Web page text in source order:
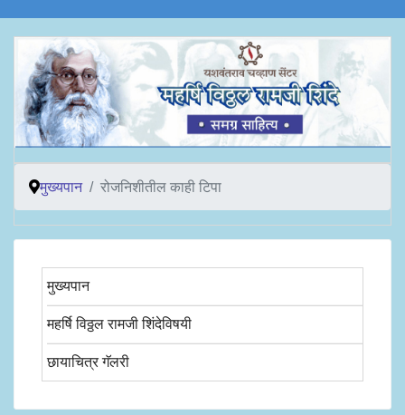
मुख्यपान रोजनिशीतील काही टिपा
मुख्यपान
महर्षि विठ्ठल रामजी शिंदेविषयी
छायाचित्र गॅलरी